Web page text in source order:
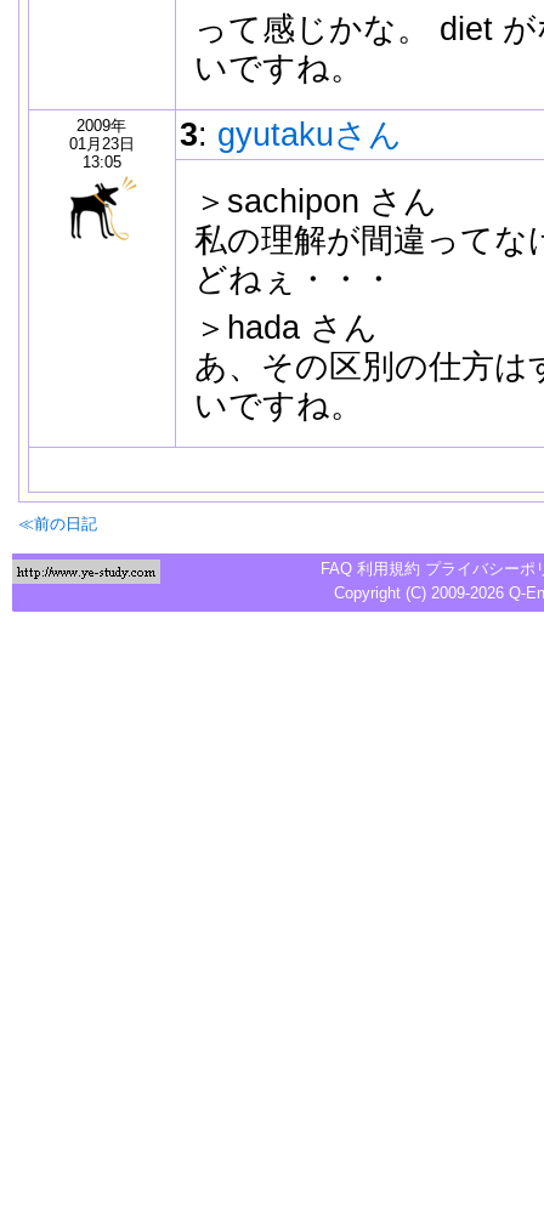
って感じかな。 diet
いですね。
2009年
01月23日
13:05
3: gyutakuさん
＞sachipon さん
私の理解が間違って
どねぇ・・・
＞hada さん
あ、その区別の仕方
いですね。
≪前の日記
FAQ 利用規約 プライバシーポ
Copyright (C) 2009-2026 Q-